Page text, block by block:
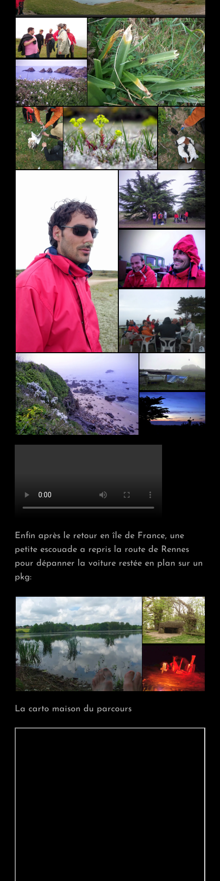
Enfin après le retour en île de France, une
petite escouade a repris la route de Rennes
pour dépanner la voiture restée en plan sur un
pkg:
La carto maison du parcours